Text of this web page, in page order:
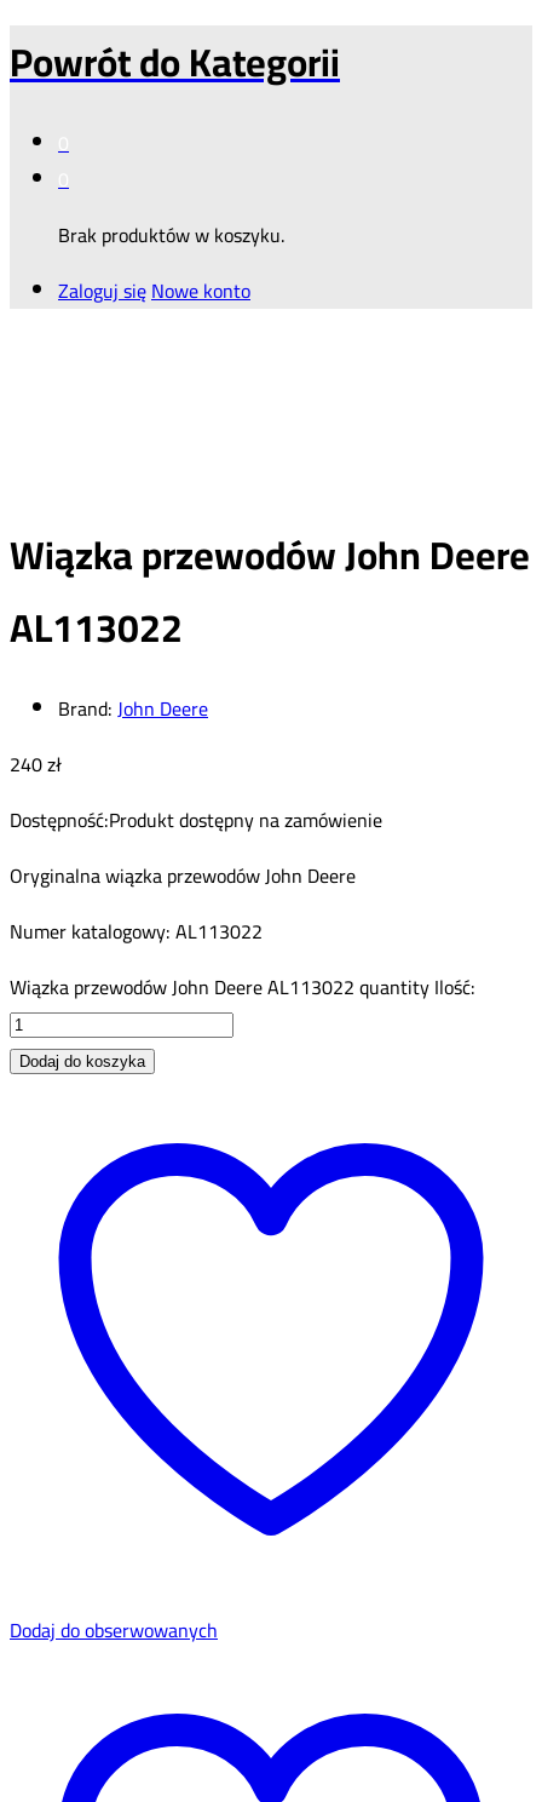
Powrót doKategorii
0
0
Brak produktów w koszyku.
Zaloguj sięNowe konto
Wiązka przewodów John Deere
AL113022
Brand:John Deere
240zł
Dostępność:Produkt dostępny na zamówienie
Oryginalna wiązka przewodów John Deere
Numer katalogowy: AL113022
Wiązka przewodów John Deere AL113022 quantityIlość:
Dodaj do koszyka
Dodaj do obserwowanych